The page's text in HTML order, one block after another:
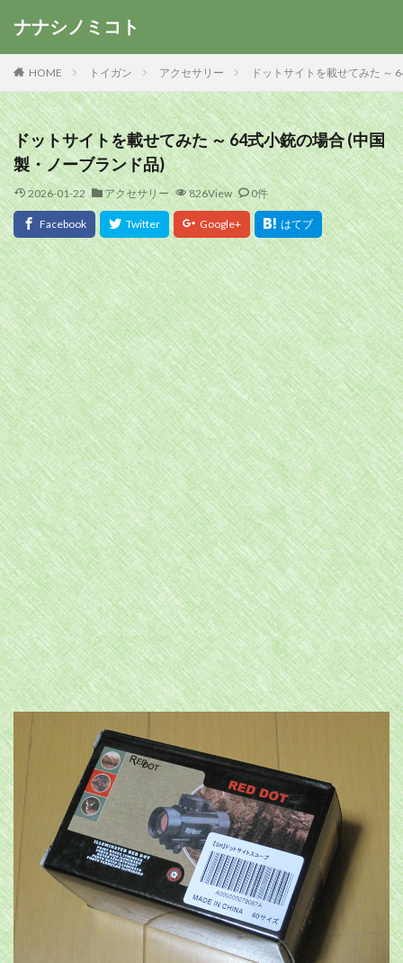
ナナシノミコト
HOME トイガン アクセサリー ドットサイトを載せてみた ～
ドットサイトを載せてみた ～ 64式小銃の場合 (中国
製・ノーブランド品)
2026-01-22 アクセサリー 826View 0件